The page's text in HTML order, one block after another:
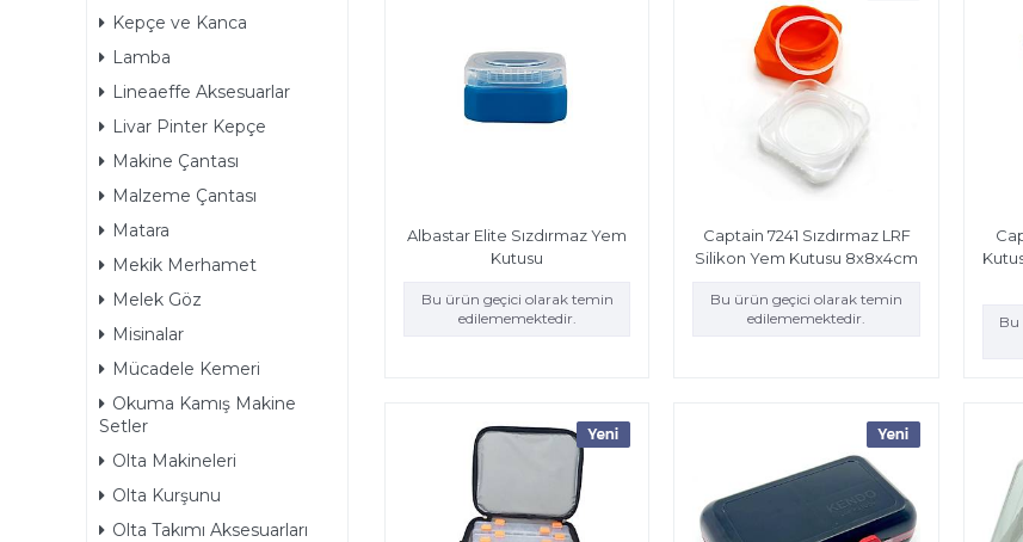
Kepçe ve Kanca
Lamba
Lineaeffe Aksesuarlar
Livar Pinter Kepçe
Makine Çantası
Malzeme Çantası
Matara
Mekik Merhamet
Melek Göz
Misinalar
Mücadele Kemeri
Okuma Kamış Makine
Setler
Olta Makineleri
Olta Kurşunu
Olta Takımı Aksesuarları
Albastar Elite Sızdırmaz Yem
Kutusu
Bu ürün geçici olarak temin
edilememektedir.
Captain 7241 Sızdırmaz LRF
Silikon Yem Kutusu 8x8x4cm
Bu ürün geçici olarak temin
edilememektedir.
Bu